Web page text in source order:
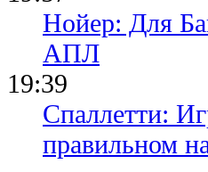
Нойер: Для
АПЛ
19:39
Спаллетти:
правильном